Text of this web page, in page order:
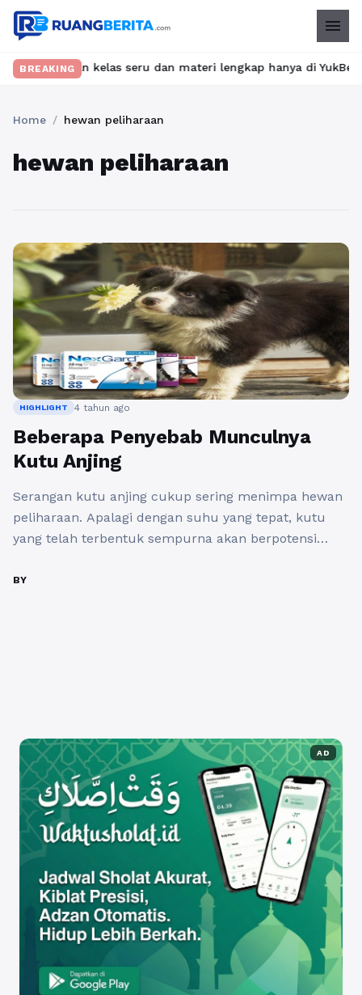
menu
BREAKINGkelas seru dan materi lengkap hanya di
Home / hewan peliharaan
hewan peliharaan
HIGHLIGHT 4 tahun ago
Beberapa Penyebab Munculnya
Kutu Anjing
Serangan kutu anjing cukup sering menimpa hewan
peliharaan. Apalagi dengan suhu yang tepat, kutu
yang telah terbentuk sempurna akan berpotensi
hari. Air liur yang akan dihasilkan kutu bisa
BY
AD